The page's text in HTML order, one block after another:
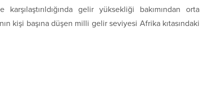
gelir yüksekliği bakımından orta
kişi başına düşen milli gelir seviyesi Afrika kıtasındaki